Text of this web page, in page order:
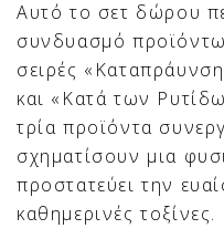
Αυτό το σετ δώρου
συνδυασμό
σειρές
και «Κατά των
τρία προϊόντα
σχηματίσουν μια
προστατεύει την
καθημερινές τοξίνες.